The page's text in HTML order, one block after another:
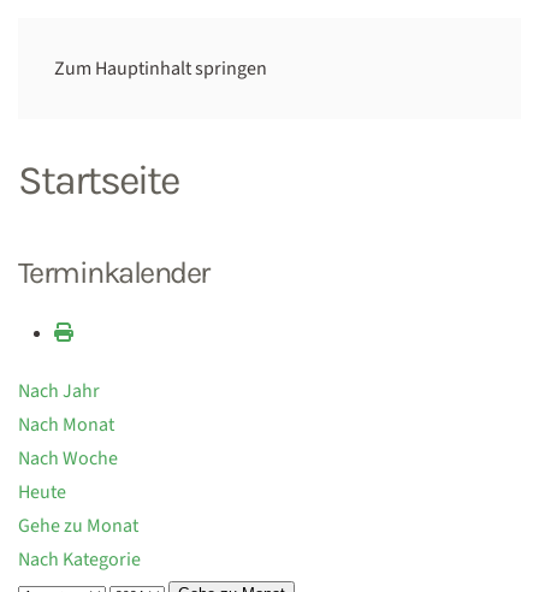
Zum Hauptinhalt springen
Startseite
Terminkalender
Nach Jahr
Nach Monat
Nach Woche
Heute
Gehe zu Monat
Nach Kategorie